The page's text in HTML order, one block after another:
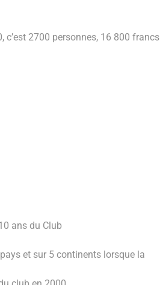
c’est 2700 personnes, 16 800 francs
ans du Club
et sur 5 continents lorsque la